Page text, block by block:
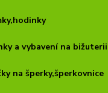
a vybavení na bižuterii
na šperky,šperkovnice